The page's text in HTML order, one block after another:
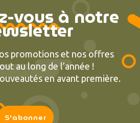
vous à notre
promotions et nos offres
au long de l’année !
en avant première.